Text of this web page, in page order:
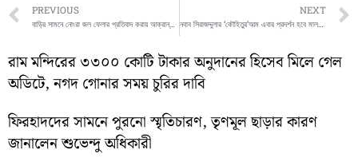
Prev
PREVIOUS
বাড়ির সামনে নোংরা জল ফেলার প্রতিবাদ করায় আক্রান্ত হলেন এক দম্পতি
NEXT
নবাব সিরাজদ্দুলার ‘কৌহিতুর’আম এবার প্রদর্শন হবে মালদার আম মেলাতে। তবে মুর্শিদাবাদ জেলার গাছের নয়। মালদা জেলাতে উৎপাদিত ‘কৌহিতুর’ আমকেই প্রদর্শন করা হবে।
রাম মন্দিরের ৩৩০০ কোটি টাকার অনুদানের হিসেব মিলে গেল
অডিটে, নগদ গোনার সময় চুরির দাবি
ফিরহাদদের সামনে পুরনো স্মৃতিচারণ, তৃণমূল ছাড়ার কারণ
জানালেন শুভেন্দু অধিকারী